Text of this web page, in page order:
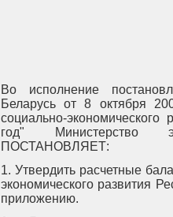
Во исполнение
Беларусь от 8 октября
социально-
год" Министерство
ПОСТАНОВЛЯЕТ:
1. Утвердить расчетные
экономического развития
приложению.